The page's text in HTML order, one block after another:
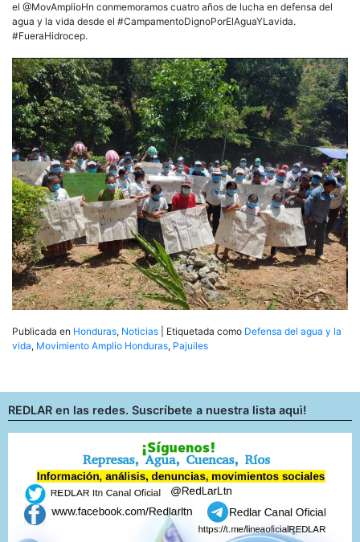
el @MovAmplioHn conmemoramos cuatro años de lucha en defensa del
agua y la vida desde el #CampamentoDignoPorElAguaYLavida.
#FueraHidrocep.
Publicada en Honduras, Noticias Etiquetada como Defensa del agua y la
vida, Movimiento Amplio Honduras, Pajuiles
REDLAR en las redes. Suscríbete a nuestra lista aquì!